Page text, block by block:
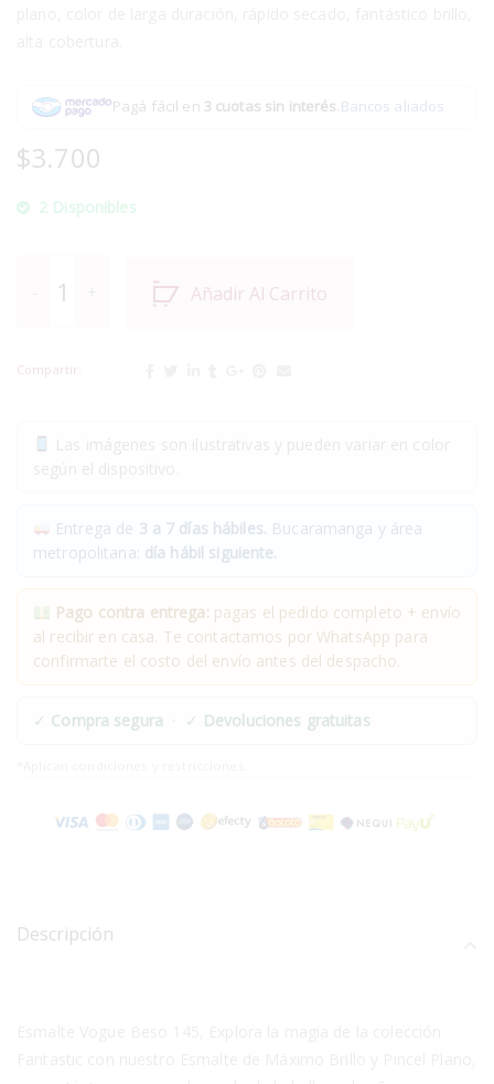
Pagá fácil en 3 cuotas sin interés.Bancos aliados
$3.700
2 Disponibles
Añadir Al Carrito
Compartir:
Entrega de 3 a 7 días hábiles. Bucaramanga y área
metropolitana: día hábil siguiente.
Pago contra entrega: pagas el pedido completo + envío
al recibir en casa. Te contactamos por WhatsApp para
confirmarte el costo del envío antes del despacho.
✓ Compra segura · ✓ Devoluciones gratuitas
Descripción